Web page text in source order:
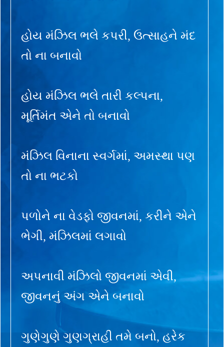
હોય મંઝિલ ભલે કપરી, ઉત્સાહને મંદ
તો ના બનાવો
હોય મંઝિલ ભલે તારી કલ્પના,
મૂર્તિમંત એને તો બનાવો
મંઝિલ વિનાના સ્વર્ગમાં, અમસ્થા પણ
તો ના ભટકો
પળોને ના વેડફો જીવનમાં, કરીને એને
ભેગી, મંઝિલમાં લગાવો
અપનાવી મંઝિલો જીવનમાં એવી,
જીવનનું અંગ એને બનાવો
ગુણેગુણે ગુણગ્રાહી તમે બનો, હરેક